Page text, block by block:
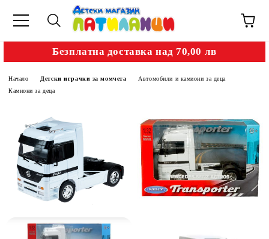
Безплатна доставка над 70,00 лв
Начало Детски играчки за момчета
Автомобили и камиони за деца
Камиони за деца